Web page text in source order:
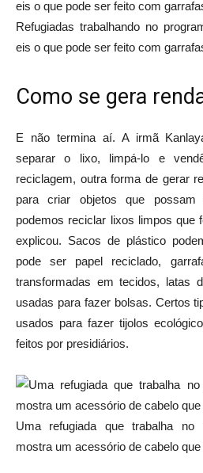
Refugiadas trabalhando no
eis o que pode ser feito com
Como se gera
E não termina aí. A irmã
separar o lixo, limpá-lo e
reciclagem, outra forma de gerar
para criar objetos que possam
podemos reciclar lixos limpos que
explicou. Sacos de plástico
pode ser papel reciclado,
transformadas em tecidos, latas
usadas para fazer bolsas. Certos
usados ​​para fazer tijolos
feitos por presidiários.
Uma refugiada que trabalha no
mostra um acessório de cabelo que